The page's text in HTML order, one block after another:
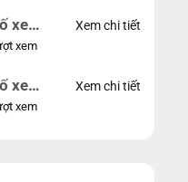
xe
xem
Xem chi tiết
xe
xem
Xem chi tiết